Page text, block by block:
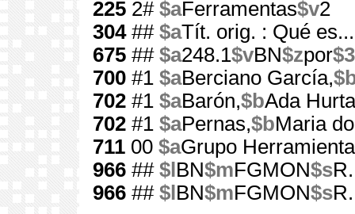
225 2# $aFerramentas$v2
304## $aTít. orig. : Qué
675 ## $a248.1$vBN$zpor$3
700 #1 $aBerciano García,
702 #1 $aBarón,$bAda
702 #1 $aPernas,$bMaria
711 00 $aGrupo
966 ## $l BN$mFGMON$s
966 ## $l BN$mFGMON$s